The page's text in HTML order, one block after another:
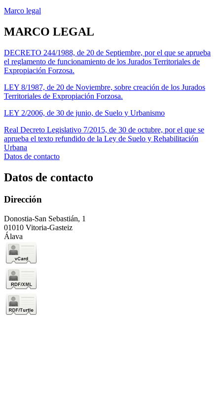
Marco legal
MARCO LEGAL
DECRETO 244/1988, de 20 de Septiembre, por el que se aprueba
el reglamento de funcionamiento de los Jurados Territoriales de
Expropiación Forzosa.
LEY 8/1987, de 20 de Noviembre, sobre creación de los Jurados
Territoriales de Expropiación Forzosa.
LEY 2/2006, de 30 de junio, de Suelo y Urbanismo
Real Decreto Legislativo 7/2015, de 30 de octubre, por el que se
aprueba el texto refundido de la Ley de Suelo y Rehabilitación
Urbana
Datos de contacto
Datos de contacto
Dirección
Donostia-San Sebastián, 1
01010 Vitoria-Gasteiz
Álava